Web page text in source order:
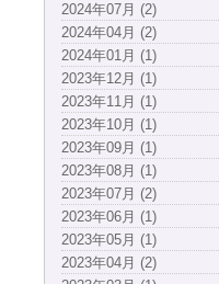
2024年07月 (2)
2024年04月 (2)
2024年01月 (1)
2023年12月 (1)
2023年11月 (1)
2023年10月 (1)
2023年09月 (1)
2023年08月 (1)
2023年07月 (2)
2023年06月 (1)
2023年05月 (1)
2023年04月 (2)